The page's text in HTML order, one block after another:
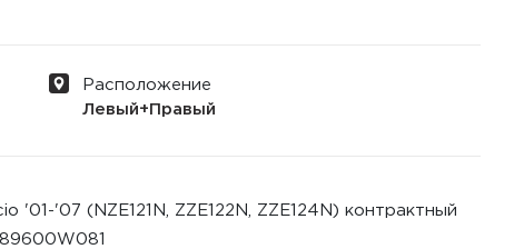
Расположение
Левый+Правый
'01-'07 (NZE121N, ZZE122N, ZZE124N) контрактный